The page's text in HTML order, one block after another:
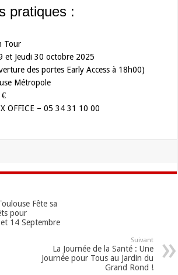
pratiques :
Tour
et Jeudi 30 octobre 2025
des portes Early Access à 18h00)
Métropole
€
OFFICE – 05 34 31 10 00
Fête sa
pour
et 14 Septembre
Suivant
La Journée de la Santé : Une
Journée pour Tous au Jardin du
Grand Rond !